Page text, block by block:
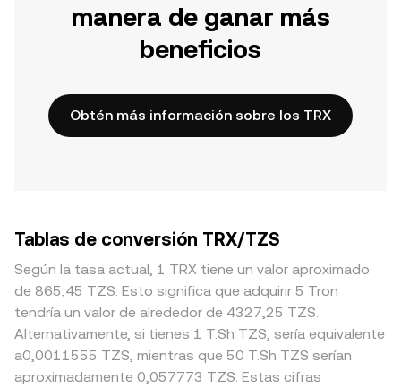
manera de ganar más
beneficios
Obtén más información sobre los TRX
Tablas de conversión TRX/TZS
Según la tasa actual, 1 TRX tiene un valor aproximado
de 865,45 TZS. Esto significa que adquirir 5 Tron
tendría un valor de alrededor de 4327,25 TZS.
Alternativamente, si tienes 1 T.Sh TZS, sería equivalente
a0,0011555 TZS, mientras que 50 T.Sh TZS serían
aproximadamente 0,057773 TZS. Estas cifras